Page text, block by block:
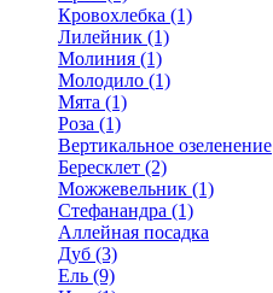
Кровохлебка (1)
Лилейник (1)
Молиния (1)
Молодило (1)
Мята (1)
Роза (1)
Вертикальное озеленение
Бересклет (2)
Можжевельник (1)
Стефанандра (1)
Аллейная посадка
Дуб (3)
Ель (9)